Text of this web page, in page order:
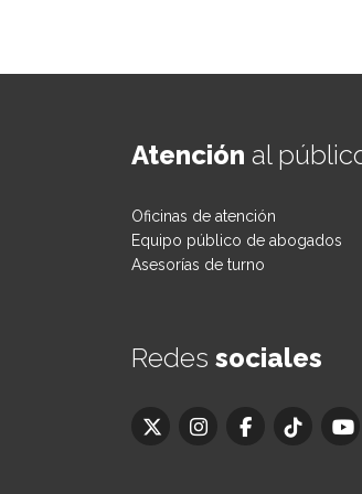
Atención al
Oficinas de atención
Equipo público de abogados
Asesorías de turno
Redes sociales